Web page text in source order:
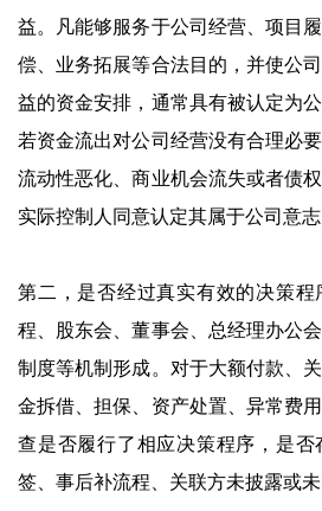
益。凡能够服务于公司经营、项目
偿、业务拓展等合法目的，并使公
益的资金安排，通常具有被认定为
若资金流出对公司经营没有合理必
流动性恶化、商业机会流失或者债
实际控制人同意认定其属于公司意志
第二，是否经过真实有效的决策
程、股东会、董事会、总经理办公
制度等机制形成。对于大额付款、
金拆借、担保、资产处置、异常费
查是否履行了相应决策程序，是
签、事后补流程、关联方未披露或未